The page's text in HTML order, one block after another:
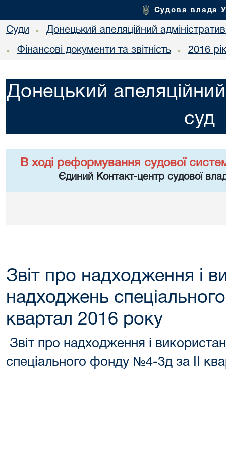
Судова влада
Суди • Донецький апеляційний
• Фінансові документи та звітність • 2016 рік
Донецький
суд
В ході реформування судової
Єдиний Контакт-центр судової
Звіт про надходження і
надходжень
квартал 2016 року
Звіт про надходження і
спеціального фонду №4-3д за ІІ